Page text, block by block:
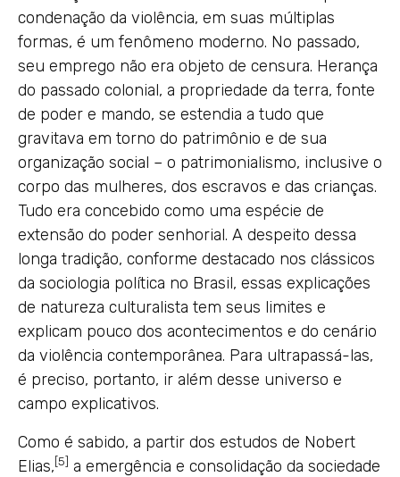
condenação da violência, em suas múltiplas
formas, é um fenômeno moderno. No passado,
seu emprego não era objeto de censura. Herança
do passado colonial, a propriedade da terra, fonte
de poder e mando, se estendia a tudo que
gravitava em torno do patrimônio e de sua
organização social – o patrimonialismo, inclusive o
corpo das mulheres, dos escravos e das crianças.
Tudo era concebido como uma espécie de
extensão do poder senhorial. A despeito dessa
longa tradição, conforme destacado nos clássicos
da sociologia política no Brasil, essas explicações
de natureza culturalista tem seus limites e
explicam pouco dos acontecimentos e do cenário
da violência contemporânea. Para ultrapassá-las,
é preciso, portanto, ir além desse universo e
campo explicativos.
Como é sabido, a partir dos estudos de Nobert
Elias,[5] a emergência e consolidação da sociedade